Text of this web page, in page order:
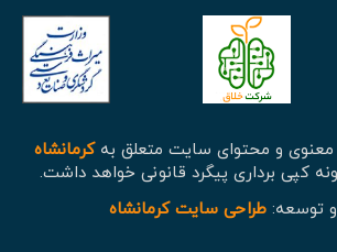
معنوی و محتوای سایت متعلق بهکرمانشاه
کپی برداری پیگرد قانونی خواهد داشت.
توسعه:طراحی سایت کرمانشاه